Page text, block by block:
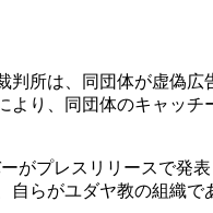
所は、同団体が虚偽
り、同団体のキャッ
プレスリリースで発
らがユダヤ教の組織